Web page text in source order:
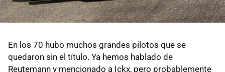
En los 70 hubo muchos grandes pilotos que se
quedaron sin el título. Ya hemos hablado de
Reutemann y mencionado a Ickx, pero probablemente